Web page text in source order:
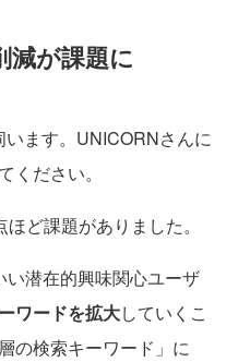
減が課題に
ます。UNICORNさんに
ください。
ど課題がありました。
潜在的興味関心ユーザ
ワードを拡大していくこ
の検索キーワード」に